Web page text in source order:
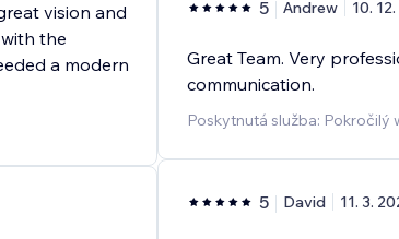
vision and
the
a modern
5 Andrew 10.
Great Team. Very
communication.
Poskytnutá služba: Pokročilý
5 David 11. 3.